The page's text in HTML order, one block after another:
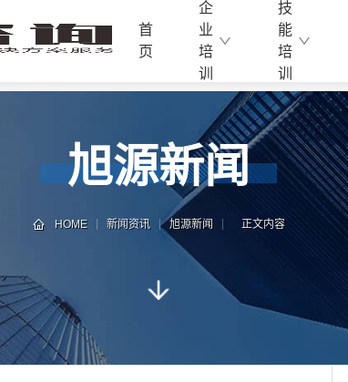
首
页
企
业
培
训
技
能
培
训
旭源新闻
HOME 新闻资讯 旭源新闻 正文内容